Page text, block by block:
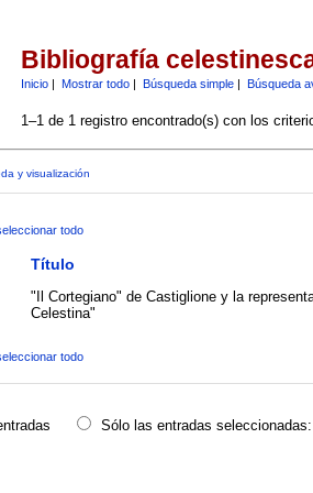
Bibliografía
Inicio| Mostrar todo| Búsqueda simple| Búsqueda
1–1 de 1 registro encontrado(s) con los
y visualización
todo
Título
"Il Cortegiano" de Castiglione y la
Celestina"
todo
Sólo las entradas seleccionadas: